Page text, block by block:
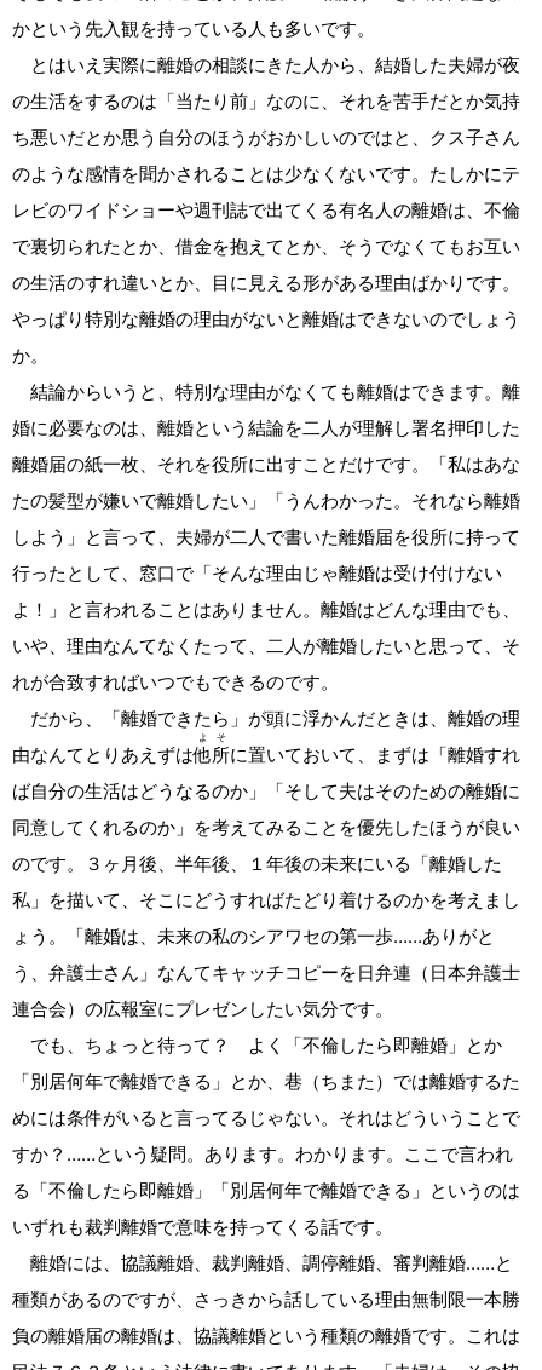
かという先入観を持っている人も多いです。
とはいえ実際に離婚の相談にきた人から、結婚した夫婦が夜
の生活をするのは「当たり前」なのに、それを苦手だとか気持
ち悪いだとか思う自分のほうがおかしいのではと、クス子さん
のような感情を聞かされることは少なくないです。たしかにテ
レビのワイドショーや週刊誌で出てくる有名人の離婚は、不倫
で裏切られたとか、借金を抱えてとか、そうでなくてもお互い
の生活のすれ違いとか、目に見える形がある理由ばかりです。
やっぱり特別な離婚の理由がないと離婚はできないのでしょう
か。
結論からいうと、特別な理由がなくても離婚はできます。離
婚に必要なのは、離婚という結論を二人が理解し署名押印した
離婚届の紙一枚、それを役所に出すことだけです。「私はあな
たの髪型が嫌いで離婚したい」「うんわかった。それなら離婚
しよう」と言って、夫婦が二人で書いた離婚届を役所に持って
行ったとして、窓口で「そんな理由じゃ離婚は受け付けない
よ！」と言われることはありません。離婚はどんな理由でも、
いや、理由なんてなくたって、二人が離婚したいと思って、そ
れが合致すればいつでもできるのです。
だから、「離婚できたら」が頭に浮かんだときは、離婚の理
由なんてとりあえずは他所
よそ
に置いておいて、まずは「離婚すれ
ば自分の生活はどうなるのか」「そして夫はそのための離婚に
同意してくれるのか」を考えてみることを優先したほうが良い
のです。３ヶ月後、半年後、１年後の未来にいる「離婚した
私」を描いて、そこにどうすればたどり着けるのかを考えまし
ょう。「離婚は、未来の私のシアワセの第一歩……ありがと
う、弁護士さん」なんてキャッチコピーを日弁連（日本弁護士
連合会）の広報室にプレゼンしたい気分です。
でも、ちょっと待って？ よく「不倫したら即離婚」とか
「別居何年で離婚できる」とか、巷（ちまた）では離婚するた
めには条件がいると言ってるじゃない。それはどういうことで
すか？……という疑問。あります。わかります。ここで言われ
る「不倫したら即離婚」「別居何年で離婚できる」というのは
いずれも裁判離婚で意味を持ってくる話です。
離婚には、協議離婚、裁判離婚、調停離婚、審判離婚……と
種類があるのですが、さっきから話している理由無制限一本勝
負の離婚届の離婚は、協議離婚という種類の離婚です。これは